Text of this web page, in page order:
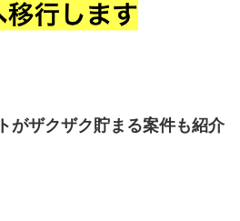
がザクザク貯まる案件も紹介